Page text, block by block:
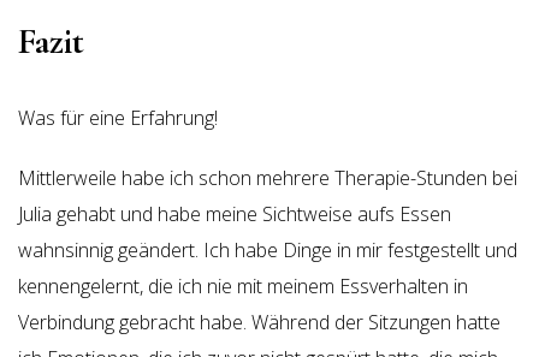
Fazit
Was für eine Erfahrung!
Mittlerweile habe ich schon mehrere Therapie-Stunden bei
Julia gehabt und habe meine Sichtweise aufs Essen
wahnsinnig geändert. Ich habe Dinge in mir festgestellt und
kennengelernt, die ich nie mit meinem Essverhalten in
Verbindung gebracht habe. Während der Sitzungen hatte